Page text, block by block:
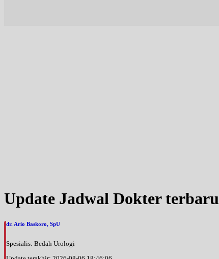
Jam 18:00 - 20:00
EKSEKUTIF
Senin, 17/08/2026
BPJS
Update Jadwal Dokter terbaru
dr. Ario Baskoro, SpU
Spesialis: Bedah Urologi